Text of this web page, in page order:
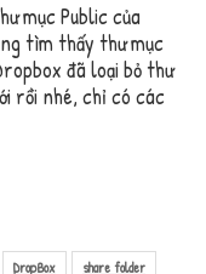
mục Public của
tìm thấy thư mục
đã loại bỏ thư
rồi nhé, chỉ có các
DropBox share folder